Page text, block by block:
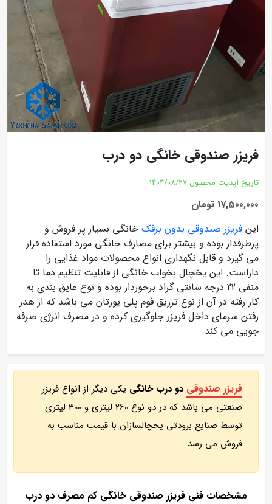
فریزر صندوقی خانگی دو درب
تاریخ آپدیت محصول 1404/08/27
17,500,000 تومان
این فریزر صندوقی بدون برفک خانگی بسیار پر فروش و
پرطرفدار بوده و بیشتر برای مصارف خانگی مورد استفاده قرار
می گیرد و قابل نگهداری انواع محصولات مواد غذایی را
داراست. این یخچال بخواب خانگی از قابلیت تنظیم دما تا
منفی 22 درجه سانتی گراد برخوردار بوده و نوع عایق بندی به
کار رفته در آن از نوع تزریق فوم پلی یورتان می باشد که از هدر
رفتن سرمای داخل فریزر جلوگیری کرده و در مصرف انرژی صرفه
جویی می کند.
فریزر صندوقی دو درب خانگی یکی دیگر از انواع فریزر
صنعتی می باشد که در دو نوع 260 لیتری و 300 لیتری
توسط صنایع برودتی یخچالسازان با قیمت مناسب به
فروش می رسد.
مشخصات فنی فریزر صندوقی خانگی کم مصرف دو درب